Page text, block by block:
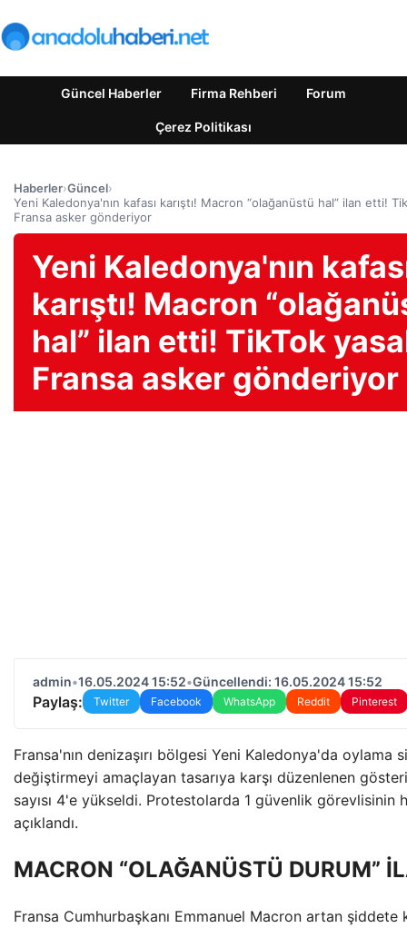
Güncel Haberler Firma Rehberi Forum
Çerez Politikası
Haberler›Güncel›
Yeni Kaledonya'nın kafası karıştı! Macron “olağanüstü hal” ilan etti!
Fransa asker gönderiyor
Yeni Kaledonya'nın
karıştı! Macron
hal” ilan etti! TikTok
Fransa asker gönderiyor
admin•16.05.2024 15:52•Güncellendi: 16.05.2024 15:52
Paylaş: Twitter Facebook WhatsApp Reddit Pinterest
Fransa'nın denizaşırı bölgesi Yeni Kaledonya'da oylama
değiştirmeyi amaçlayan tasarıya karşı düzenlenen
sayısı 4'e yükseldi. Protestolarda 1 güvenlik görevlisinin
açıklandı.
MACRON “OLAĞANÜSTÜ DURUM”
Fransa Cumhurbaşkanı Emmanuel Macron artan şiddete